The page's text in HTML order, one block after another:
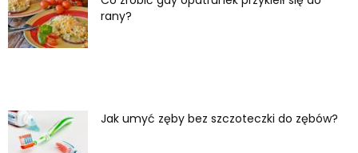
rany?
Jak umyć zęby bez szczoteczki do zębów?